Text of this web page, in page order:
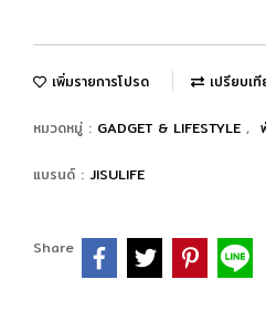
เพิ่มรายการโปรด เปรียบเ
หมวดหมู่ : GADGET & LIFESTYLE ,
แบรนด์ : JISULIFE
Share